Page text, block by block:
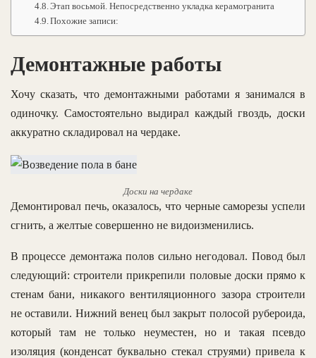
Этап восьмой. Непосредственно укладка керамогранита
Похожие записи:
Демонтажные работы
Хочу сказать, что демонтажными работами я занимался в
одиночку. Самостоятельно выдирал каждый гвоздь, доски
аккуратно складировал на чердаке.
Доски на чердаке
Демонтировал печь, оказалось, что черные саморезы успели
сгнить, а желтые совершенно не видоизменились.
В процессе демонтажа полов сильно негодовал. Повод был
следующий: строители прикрепили половые доски прямо к
стенам бани, никакого вентиляционного зазора строители
не оставили. Нижний венец был закрыт полосой рубероида,
который там не только неуместен, но и такая псевдо
изоляция (конденсат буквально стекал струями) привела к